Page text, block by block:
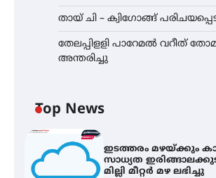
തായ് ചി – ക്വിഗോങ്ങ്
തേലപ്പിളളി പാറേമൽ വറീത്
അന്തരിച്ചു
Top News
ഇടത്തരം മഴയ്ക്കും
സാധ്യത
മില്ലി മീറ്റർ മഴ ലഭിച്ചു